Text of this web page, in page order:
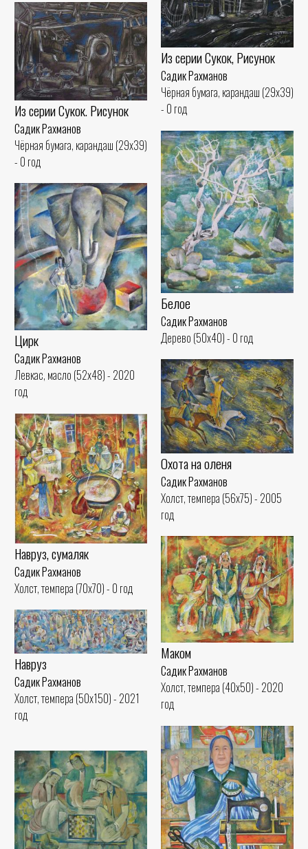
Из серии Сукок, Рисунок
Садик Рахманов
Чёрная бумага, карандаш (29x39)
- 0 год
Из серии Сукок. Рисунок
Садик Рахманов
Чёрная бумага, карандаш (29x39)
- 0 год
Белое
Садик Рахманов
Дерево (50x40) - 0 год
Цирк
Садик Рахманов
Левкас, масло (52x48) - 2020
год
Охота на оленя
Садик Рахманов
Холст, темпера (56x75) - 2005
год
Навруз, сумаляк
Садик Рахманов
Холст, темпера (70x70) - 0 год
Маком
Садик Рахманов
Холст, темпера (40x50) - 2020
год
Навруз
Садик Рахманов
Холст, темпера (50x150) - 2021
год